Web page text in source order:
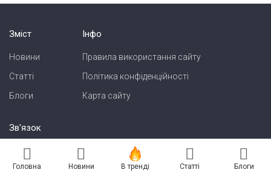
Зміст
Новини
Статті
Блоги
Інфо
Правила використання сайту
Політика конфіденційності
Карта сайту
Зв'язок
Реклама на сайті
Есть новость? Присылайте — разместим!
Головна Новини В тренді Статті Блоги